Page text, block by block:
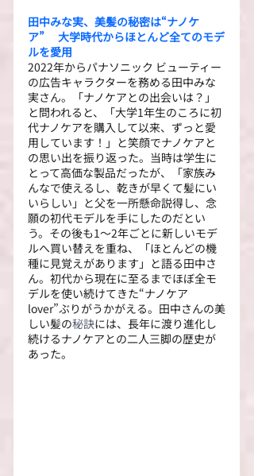
田中みな実、美髪の秘密は“ナノケ
ア”
大学時代からほとんど全てのモデ
ルを愛用
2022年からパナソニック ビューティー
の広告キャラクターを務める田中みな
実さん。「ナノケアとの出会いは？」
と問われると、「大学1年生のころに初
代ナノケアを購入して以来、ずっと愛
用しています！」と笑顔でナノケアと
の思い出を振り返った。当時は学生に
とって高価な製品だったが、「家族み
んなで使えるし、乾きが早くて髪にい
いらしい」と父を一所懸命説得し、念
願の初代モデルを手にしたのだとい
う。その後も1〜2年ごとに新しいモデ
ルへ買い替えを重ね、「ほとんどの機
種に見覚えがあります」と語る田中さ
ん。初代から現在に至るまでほぼ全モ
デルを使い続けてきた“ナノケア
lover”ぶりがうかがえる。田中さんの美
しい髪の秘訣には、長年に渡り進化し
続けるナノケアとの二人三脚の歴史が
あった。